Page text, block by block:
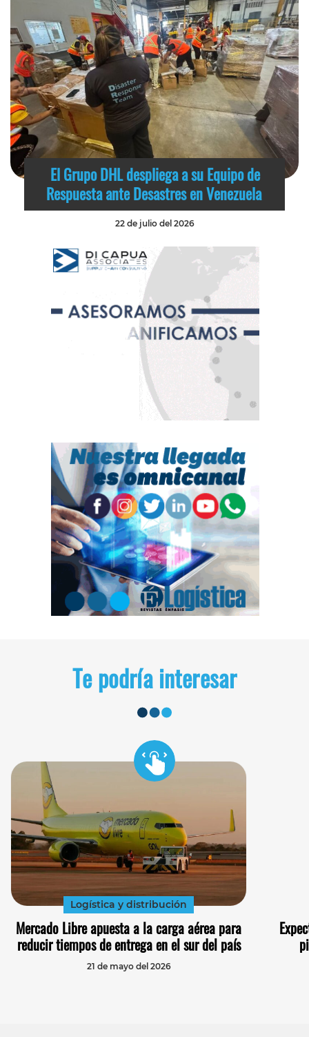
El Grupo DHL despliega a su Equipo de
Respuesta ante Desastres en Venezuela
22 de julio del 2026
Te podría interesar
Logística y distribución
Mercado Libre apuesta a la carga aérea para
reducir tiempos de entrega en el sur del país
21 de mayo del 2026